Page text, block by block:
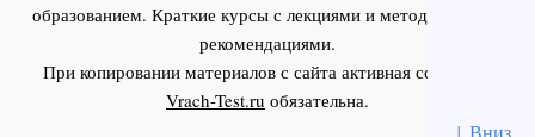
↓ Вниз
образованием. Краткие курсы с лекциями и методическими
рекомендациями.
При копировании материалов с сайта активная ссылка на
Vrach-Test.ru обязательна.